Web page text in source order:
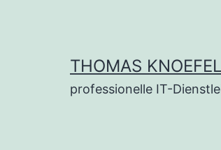
THOMAS KNOEFEL
professionelle IT-